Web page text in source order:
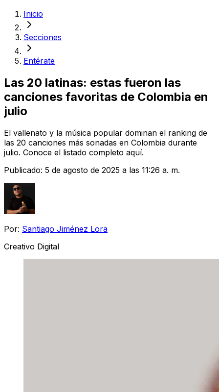
Inicio
Secciones
Entérate
Las 20 latinas: estas fueron las
canciones favoritas de Colombia en
julio
El vallenato y la música popular dominan el ranking de
las 20 canciones más sonadas en Colombia durante
julio. Conoce el listado completo aquí.
Publicado: 5 de agosto de 2025 a las 11:26 a. m.
Por: Santiago Jiménez Lora
Creativo Digital